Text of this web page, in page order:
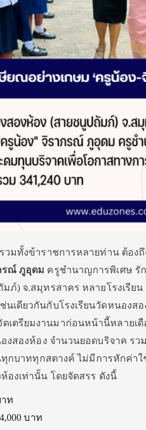
วมทั้งข้าราชการหลายท่าน ต้อง
รณ์ ภูอุดม ครูชำนาญการพิเศษ รั
ภ์) จ.สมุทรสาคร หลายโรงเรีย
นเดียวกันกับโรงเรียนวัดหนอง
ดเตรียมงานมาก่อนหน้านี้หลายเ
งสองห้อง จำนวนยอดบริจาค รว
ทุกบาททุกสตางค์ ไม่มีการหักค่า
องเท่านั้น โดยจัดสรร ดังนี้
ท
บาท